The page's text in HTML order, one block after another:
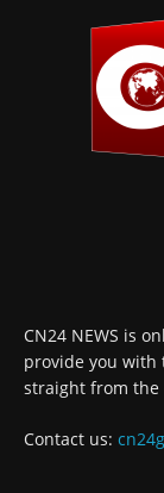
CN24 NEWS is
provide you with
straight from
Contact us: